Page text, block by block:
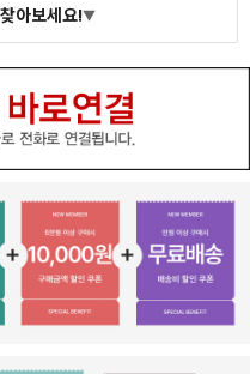
아보세요!▼